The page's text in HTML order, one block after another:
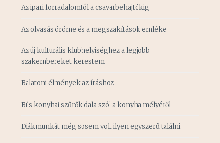
Az ipari forradalomtól a csavarbehajtókig
Az olvasás öröme és a megszakítások emléke
Az új kulturális klubhelyiséghez a legjobb
szakembereket kerestem
Balatoni élmények az íráshoz
Bús konyhai szűrők dala szól a konyha mélyéről
Diákmunkát még sosem volt ilyen egyszerű találni